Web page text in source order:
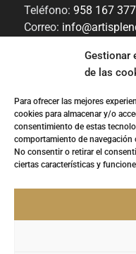
Gestionar
de las
Para ofrecer las mejores
cookies para almacenar y/o
consentimiento de estas
comportamiento de
No consentir o retirar el
ciertas características y
Teléfono: 958 167 377
Correo:
Trabaja con nosotros
“
innovadoras. 2020-2021.
Programa InnoCámaras
Fondo Europeo de